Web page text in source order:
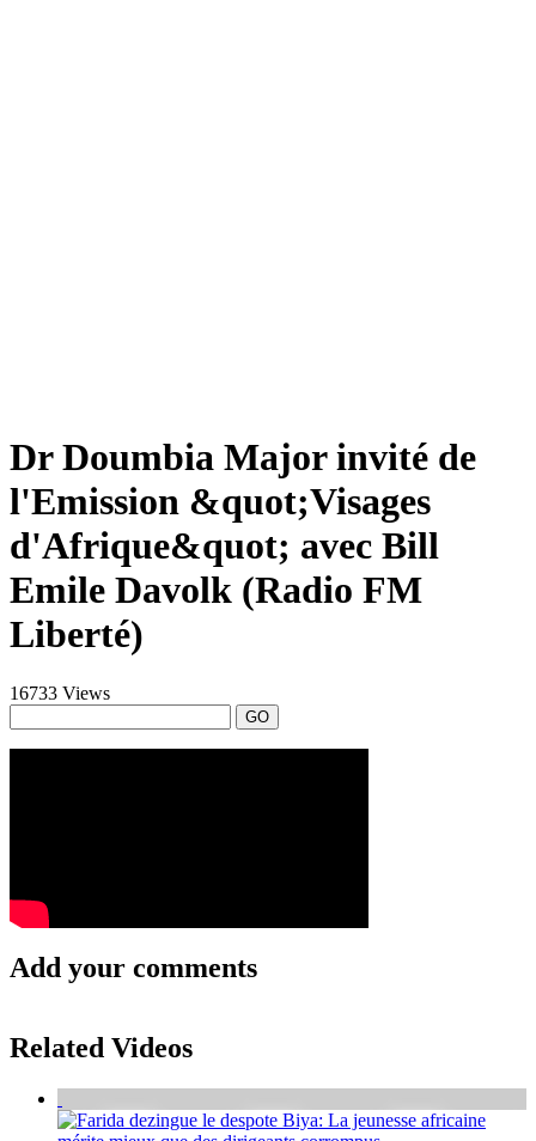
Dr Doumbia Major invité de
l'Emission &quot;Visages
d'Afrique&quot; avec Bill
Emile Davolk (Radio FM
Liberté)
16733 Views
GO
Add your comments
Related Videos